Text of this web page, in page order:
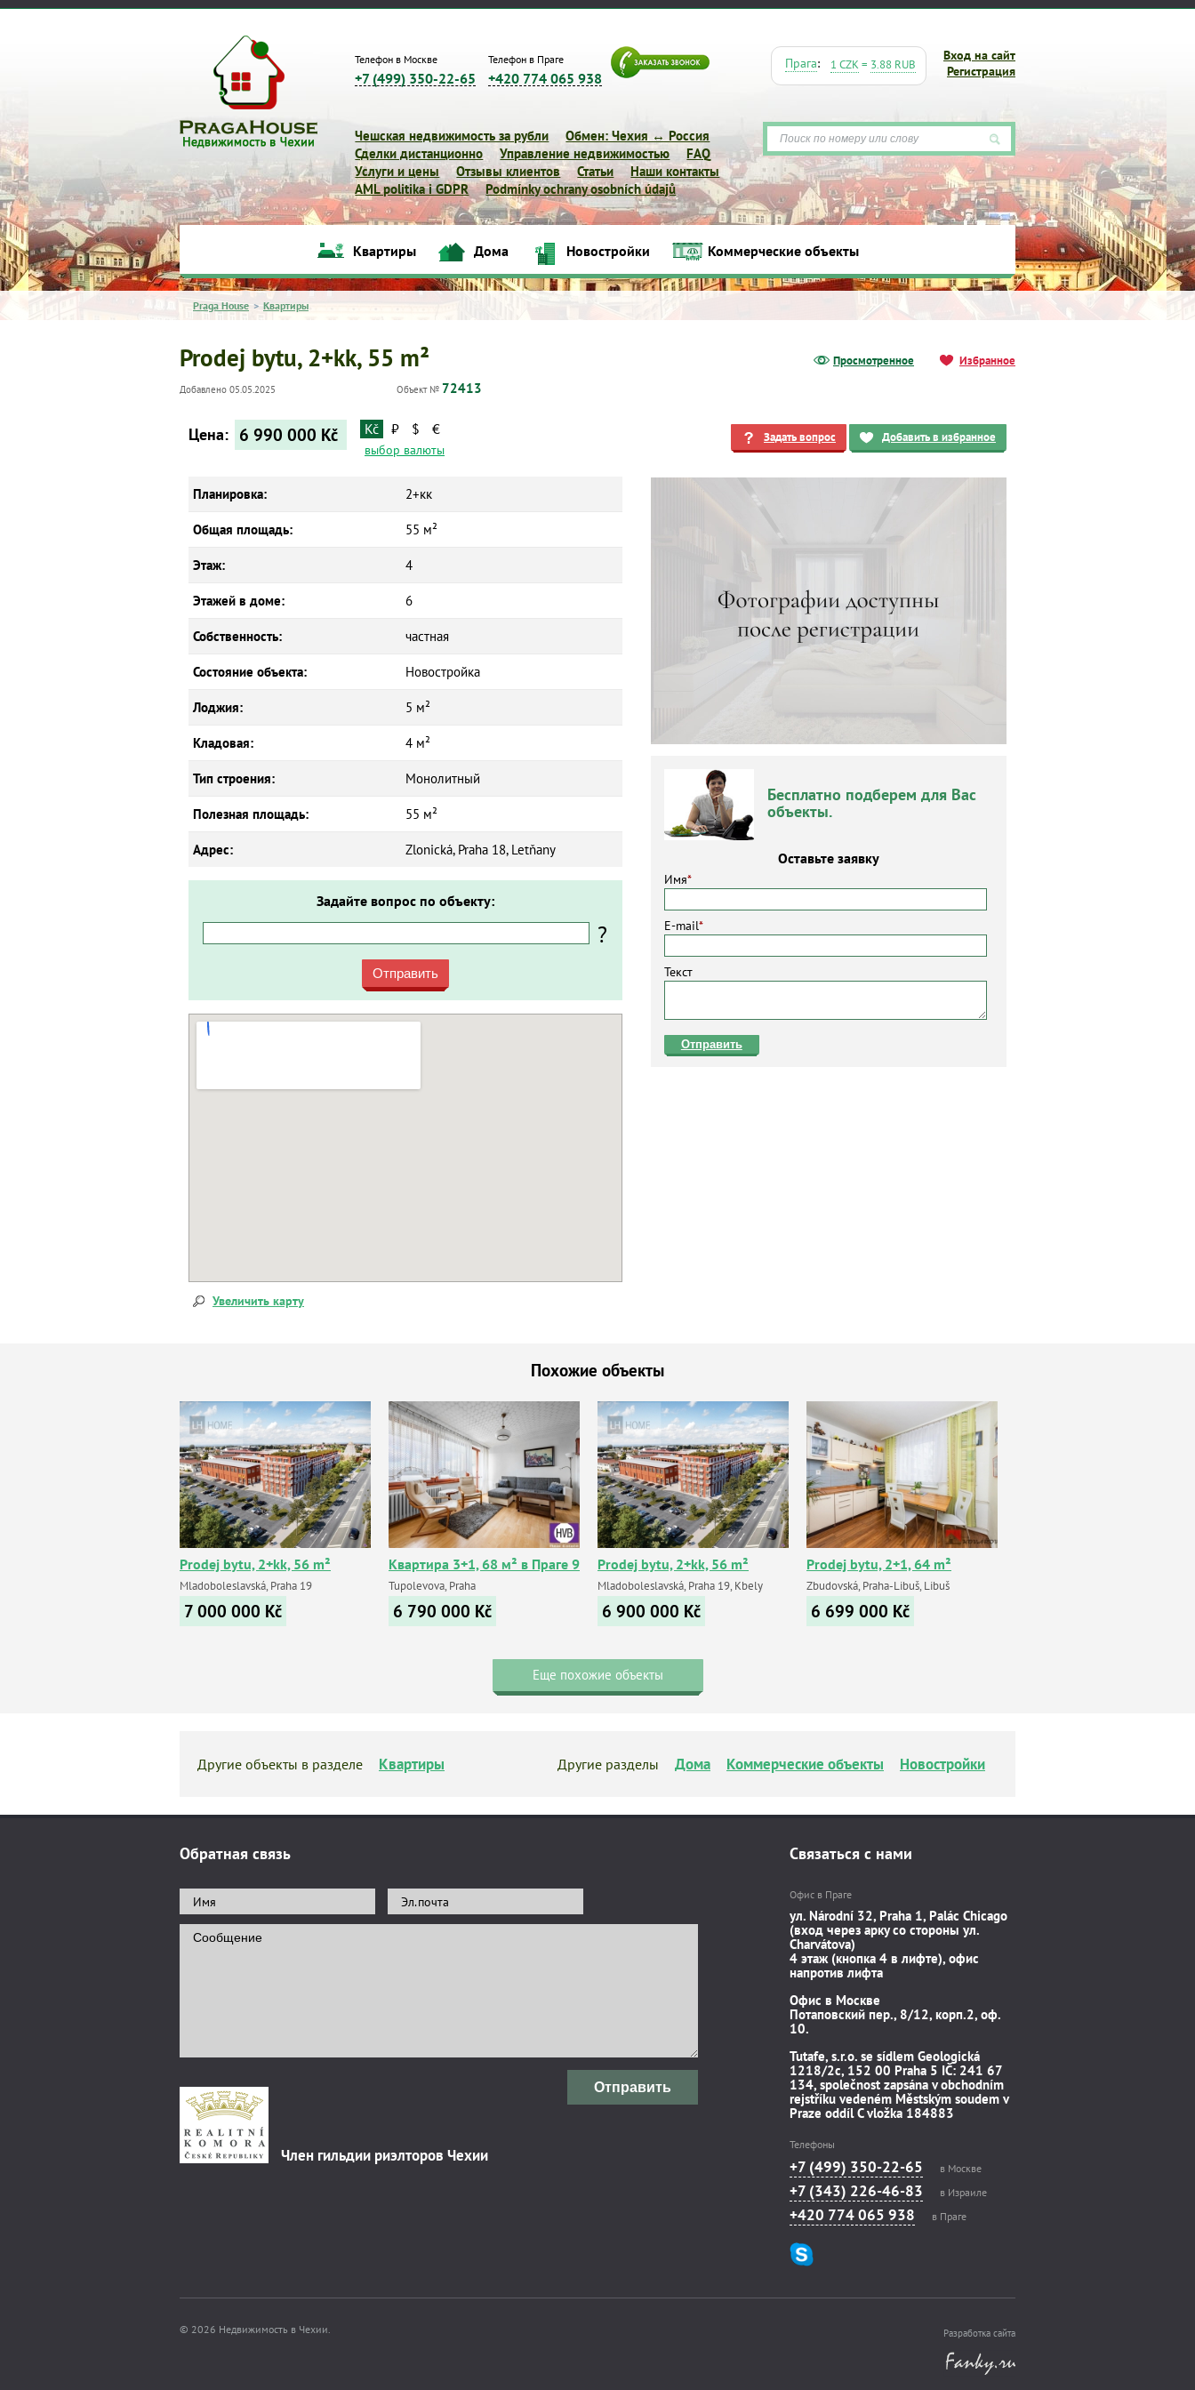
Телефон в Москве
+7 (499) 350-22-65
Телефон в Праге
+420 774 065 938
Вход на сайт
Регистрация
Прага: 1 CZK= 3.88 RUB
Чешская недвижимость за рубли
Обмен: Чехия ↔ Россия
Сделки дистанционно
Управление недвижимостью
FAQ
Услуги и цены
Отзывы клиентов Статьи
Наши контакты
AML politika i GDPR
Podmínky ochrany osobních údajů
Квартиры Дома Новостройки Коммерческие объекты
Praga House > Квартиры
Просмотренное Избранное
Prodej bytu, 2+kk, 55 m²
Добавлено 05.05.2025 Объект № 72413
Задать вопрос Добавить в избранное
Бесплатно подберем для Вас
объекты.
Оставьте заявку
Имя*
E-mail*
Текст
Отправить
Цена: 6 990 000 Kč Kč ₽ $ €
выбор валюты
Планировка: 2+кк
Общая площадь: 55 м²
Этаж: 4
Этажей в доме: 6
Собственность: частная
Состояние объекта: Новостройка
Лоджия: 5 м²
Кладовая: 4 м²
Тип строения: Монолитный
Полезная площадь: 55 м²
Адрес: Zlonická, Praha 18, Letňany
Задайте вопрос по объекту:
?
Отправить
Увеличить карту
Похожие объекты
Prodej bytu, 2+kk, 56 m²
Mladoboleslavská, Praha 19
7 000 000 Kč
Квартира 3+1, 68 м² в Праге 9
Tupolevova, Praha
6 790 000 Kč
Prodej bytu, 2+kk, 56 m²
Mladoboleslavská, Praha 19, Kbely
6 900 000 Kč
Prodej bytu, 2+1, 64 m²
Zbudovská, Praha-Libuš, Libuš
6 699 000 Kč
Еще похожие объекты
Другие объекты в разделе Квартиры Другие разделы Дома Коммерческие объекты Новостройки
Обратная связь
Отправить
Член гильдии риэлторов Чехии
Связаться с нами
Офис в Праге
ул. Národní 32, Praha 1, Palác Chicago
(вход через арку со стороны ул.
Charvátova)
4 этаж (кнопка 4 в лифте), офис
напротив лифта
Офис в Москве
Потаповский пер., 8/12, корп.2, оф.
10.
Tutafe, s.r.o. se sídlem Geologická
1218/2c, 152 00 Praha 5 IČ: 241 67
134, společnost zapsána v obchodním
rejstříku vedeném Městským soudem v
Praze oddíl C vložka 184883
Телефоны
+7 (499) 350-22-65 в Москве
+7 (343) 226-46-83 в Израиле
+420 774 065 938 в Праге
© 2026 Недвижимость в Чехии. Разработка сайта